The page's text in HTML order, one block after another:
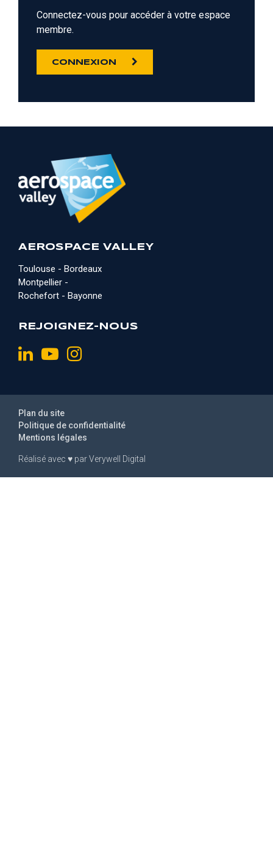
Connectez-vous pour accéder à votre espace
membre.
CONNEXION
AEROSPACE VALLEY
Toulouse - Bordeaux
Montpellier -
Rochefort - Bayonne
REJOIGNEZ-NOUS
Réalisé avec ♥ parVerywell Digital
Mentions légales
Politique de confidentialité
Plan du site